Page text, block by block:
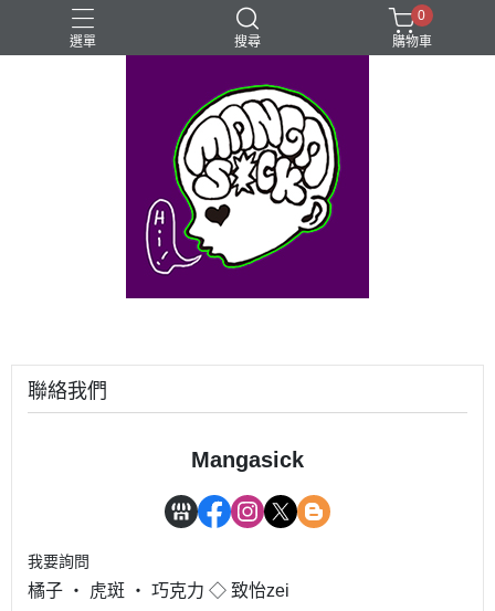
選單 搜尋
⊰⊱꧁LGBTQIA꧂⊰⊱
Mangasick Love
Mangasick出版！(੭•̀ᴗ•̀)
動物 實驗
0
購物車
聯絡我們
Mangasick
我要詢問
橘子 ‧ 虎斑 ‧ 巧克力 ◇ 致怡zei